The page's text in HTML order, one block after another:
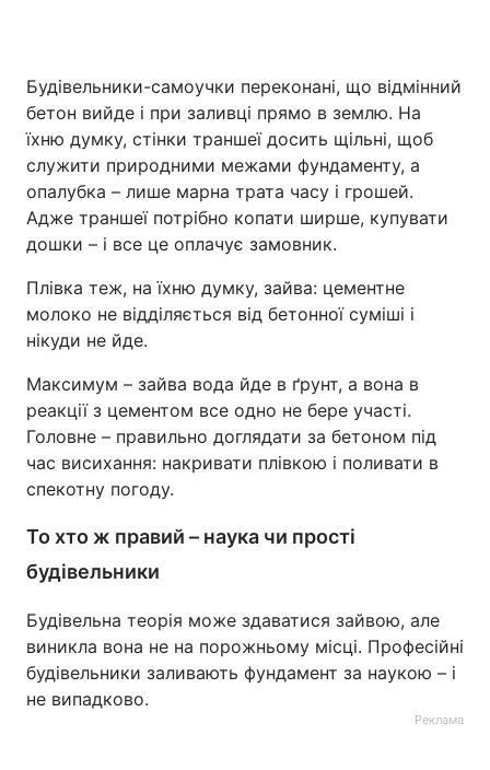
Будівельники-самоучки переконані, що відмінний
бетон вийде і при заливці прямо в землю. На
їхню думку, стінки траншеї досить щільні, щоб
служити природними межами фундаменту, а
опалубка – лише марна трата часу і грошей.
Адже траншеї потрібно копати ширше, купувати
дошки – і все це оплачує замовник.
Плівка теж, на їхню думку, зайва: цементне
молоко не відділяється від бетонної суміші і
нікуди не йде.
Максимум – зайва вода йде в ґрунт, а вона в
реакції з цементом все одно не бере участі.
Головне – правильно доглядати за бетоном під
час висихання: накривати плівкою і поливати в
спекотну погоду.
То хто ж правий – наука чи прості
будівельники
Будівельна теорія може здаватися зайвою, але
виникла вона не на порожньому місці. Професійні
будівельники заливають фундамент за наукою – і
не випадково.
Реклама